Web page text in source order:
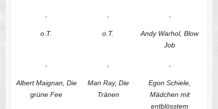
o.T. o.T.
Andy Warhol, Blow
Job
Albert Maignan, Die
grüne Fee
Man Ray, Die
Tränen
Egon Schiele,
Mädchen mit
entblösstem